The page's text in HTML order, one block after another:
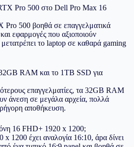
Pro 500 στο Dell Pro Max 16
500 βοηθά σε επαγγελματικά
εφαρμογές που αξιοποιούν
το laptop σε καθαρά gaming
RAM και το 1TB SSD για
επαγγελματίες, τα 32GB RAM
άνεση σε μεγάλα αρχεία, πολλά
αποθήκευση.
16 FHD+ 1920 x 1200;
1200 έχει αναλογία 16:10, άρα δίνει